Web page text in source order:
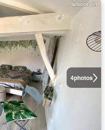
4photos